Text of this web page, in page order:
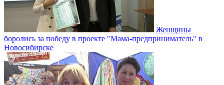
Женщины
боролись за победу в проекте "Мама-предприниматель" в
Новосибирске